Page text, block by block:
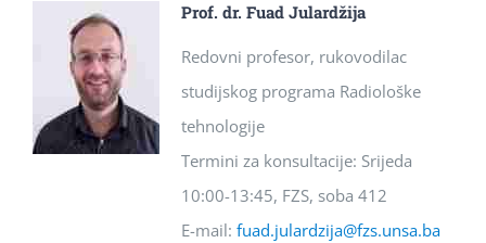
Prof. dr. Fuad Julardžija
Redovni profesor, rukovodilac
studijskog programa Radiološke
tehnologije
Termini za konsultacije: Srijeda
10:00-13:45, FZS, soba 412
E-mail: fuad.julardzija@fzs.unsa.ba